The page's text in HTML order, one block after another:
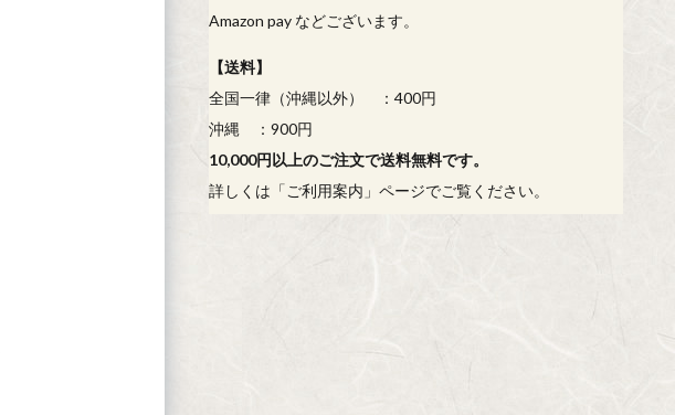
Amazon pay などございます。
【送料】
全国一律（沖縄以外） ：400円
沖縄 ：900円
10,000円以上のご注文で送料無料です。
詳しくは「ご利用案内 」ページでご覧ください。